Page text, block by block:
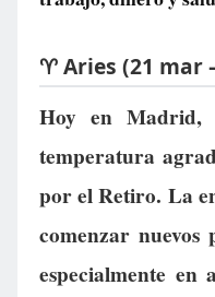
♈ Aries (21 mar
Hoy en Madrid,
temperatura
por el Retiro. La
comenzar nuevos
especialmente en